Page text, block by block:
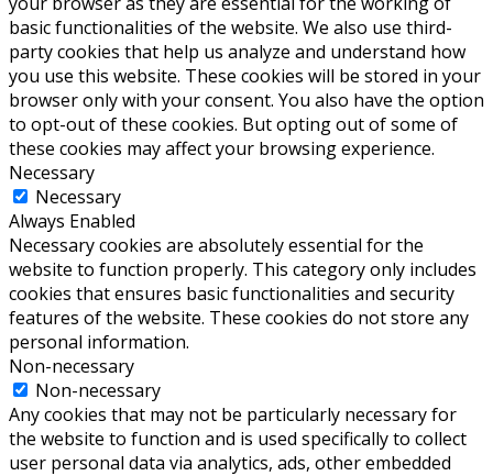
basic functionalities of the website. We also use third-
party cookies that help us analyze and understand how
you use this website. These cookies will be stored in your
browser only with your consent. You also have the option
to opt-out of these cookies. But opting out of some of
these cookies may affect your browsing experience.
Necessary
Necessary
Always Enabled
Necessary cookies are absolutely essential for the
website to function properly. This category only includes
cookies that ensures basic functionalities and security
features of the website. These cookies do not store any
personal information.
Non-necessary
Non-necessary
Any cookies that may not be particularly necessary for
the website to function and is used specifically to collect
user personal data via analytics, ads, other embedded